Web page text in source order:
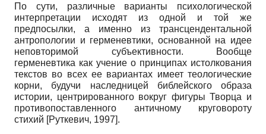
По сути, различные варианты психологической
интерпретации исходят из одной и той же
предпосылки, а именно из трансцендентальной
антропологии и герменевтики, основанной на идее
неповторимой субъективности. Вообще
герменевтика как учение о принципах истолкования
текстов во всех ее вариантах имеет теологические
корни, будучи наследницей библейского образа
истории, центрированного вокруг фигуры Творца и
противопоставленного античному круговороту
стихий [Руткевич, 1997].